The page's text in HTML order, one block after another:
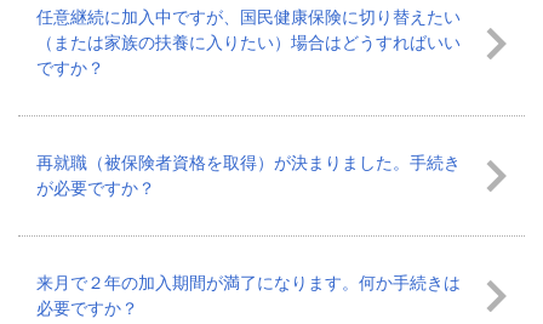
任意継続に加入中ですが、国民健康保険に切り替えたい
（または家族の扶養に入りたい）場合はどうすればいい
ですか？
再就職（被保険者資格を取得）が決まりました。手続き
が必要ですか？
来月で２年の加入期間が満了になります。何か手続きは
必要ですか？